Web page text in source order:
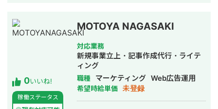
援形態を調整しながら伴走でサポート
いたします。
型獲得広告予算を1人で差配、かつクリ
エイティブ（静止画、動画、LP全て）
領域のPDCAまで実行してきたことで
豊富なCPA,LTV改善知見を有している
と自負しております。
0いいね!
稼働ステータス
MOTOYA NAGASAKI
対応業務
新規事業立上・記事作成代行・ライテ
ィング
職種 マーケティング Web広告運用
希望時給単価 未登録